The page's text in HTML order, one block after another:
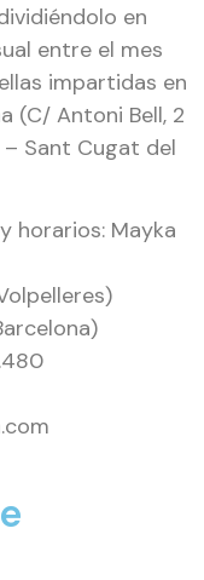
en
entre el mes
impartidas en
(C/ Antoni Bell, 2
– Sant Cugat del
horarios: Mayka